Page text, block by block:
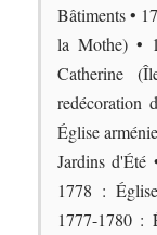
Bâtiments •
la Mothe) •
Catherine
redécoration
Église
Jardins d'Été
1778 :
1777-1780 :